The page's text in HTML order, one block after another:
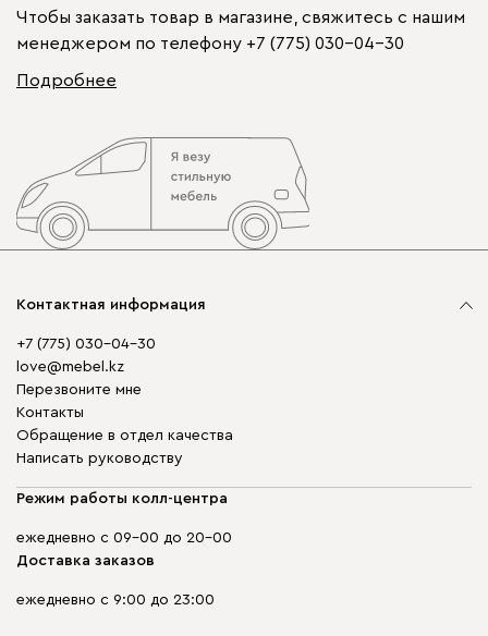
Чтобы заказать товар в магазине, свяжитесь с нашим
менеджером по телефону +7 (775) 030-04-30
Подробнее
Контактная информация
+7 (775) 030-04-30
love@mebel.kz
Перезвоните мне
Контакты
Обращение в отдел качества
Написать руководству
Режим работы колл-центра
ежедневно с 09-00 до 20-00
Доставка заказов
ежедневно с 9:00 до 23:00